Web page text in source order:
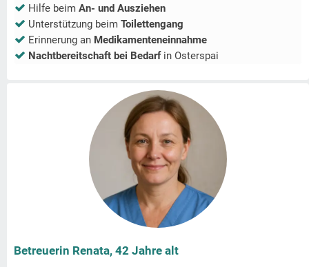
Hilfe beim An- und Ausziehen
Unterstützung beim Toilettengang
Erinnerung an Medikamenteneinnahme
Nachtbereitschaft bei Bedarfin Osterspai
Betreuerin Renata, 42 Jahre alt